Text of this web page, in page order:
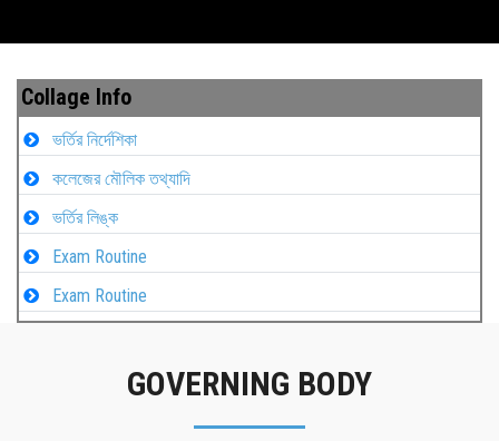
Collage Info
ভর্তির নির্দেশিকা
কলেজের মৌলিক তথ্যাদি
ভর্তির লিঙ্ক
Exam Routine
Exam Routine
GOVERNING BODY